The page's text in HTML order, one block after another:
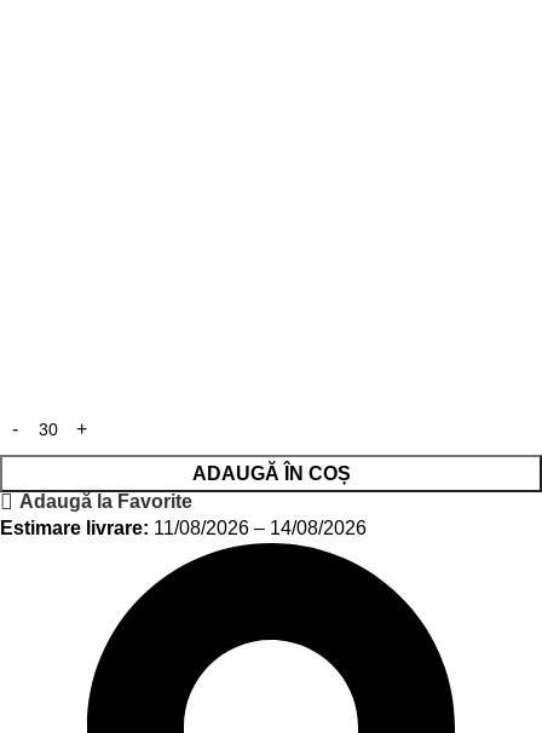
ADAUGĂ ÎN COȘ
Adaugă la Favorite
Estimare livrare: 11/08/2026 – 14/08/2026